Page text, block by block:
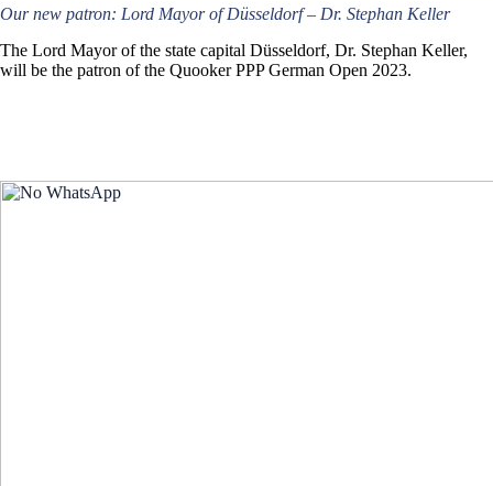
Our new patron: Lord Mayor of Düsseldorf – Dr. Stephan Keller
The Lord Mayor of the state capital Düsseldorf, Dr. Stephan Keller,
will be the patron of the Quooker PPP German Open 2023.